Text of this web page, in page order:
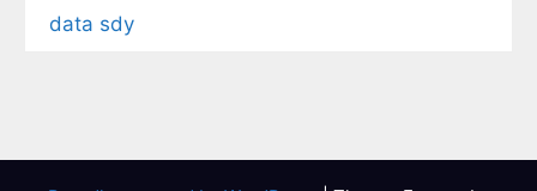
data sdy